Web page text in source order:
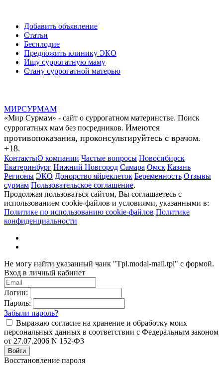
Добавить объявление
Статьи
Бесплодие
Предложить клинику ЭКО
Ищу суррогатную маму
Стану суррогатной матерью
МИРСУРМАМ
«Мир Сурмам» - сайт о суррогатном материнстве. Поиск
суррогатных мам без посредников. Имеются
противопоказания, проконсультируйтесь с врачом.
+18.
КонтактыО компании Частые вопросы Новосибирск
Екатеринбург Нижний Новгород Самара Омск Казань
Регионы ЭКО Донорство яйцеклеток Беременность Отзывы
сурмам Пользовательское соглашение.
Продолжая пользоваться сайтом, Вы соглашаетесь с
использованием cookie-файлов и условиями, указанными в:
Политике по использованию cookie-файлов Политике
конфиденциальности
Не могу найти указанный чанк "Tpl.modal-mail.tpl" с формой.
Вход в личный кабинет
Логин:
Пароль:
Забыли пароль?
Выражаю согласие на хранение и обработку моих
персональных данных в соответствии с Федеральным законом
от 27.07.2006 N 152-ФЗ
Войти
Восстановление пароля